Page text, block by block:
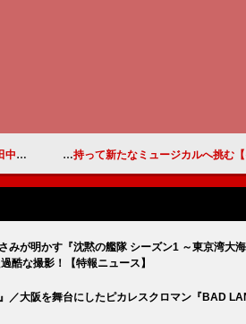
場 吉原光夫「ひたすら演技がうまくなりたいだけ」 演技への真摯な思いを持って新たな
みが明かす『沈黙の艦隊 シーズン1 ～東京湾大
な撮影！【特報ニュース】
／大阪を舞台にしたピカレスクロマン『BAD